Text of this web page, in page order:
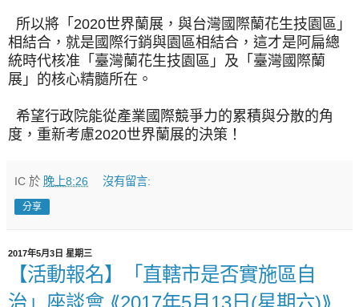
所以將「2020世界蘭展，與台灣國際蘭花生技園區」
相結合，就是國際行銷與園區相結合，這才是阿扁總
統時代核准「臺灣蘭花生技園區」及「臺灣國際蘭
展」的核心精髓所在。
希望行政院能從產業國際競爭力的累積與分散的角
度，重新考慮2020世界蘭展的決策！
IC 於 晚上8:26 沒有留言:
分享
2017年5月3日 星期三
【活動報名】「直轄市是否實施區自